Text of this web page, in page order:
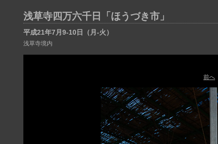
浅草寺四万六千日「ほうづき市」
平成21年7月9-10日（月-火）
浅草寺境内
前へ